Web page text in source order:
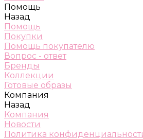
Помощь
Назад
Помощь
Покупки
Помощь покупателю
Вопрос - ответ
Бренды
Коллекции
Готовые образы
Компания
Назад
Компания
Новости
Политика